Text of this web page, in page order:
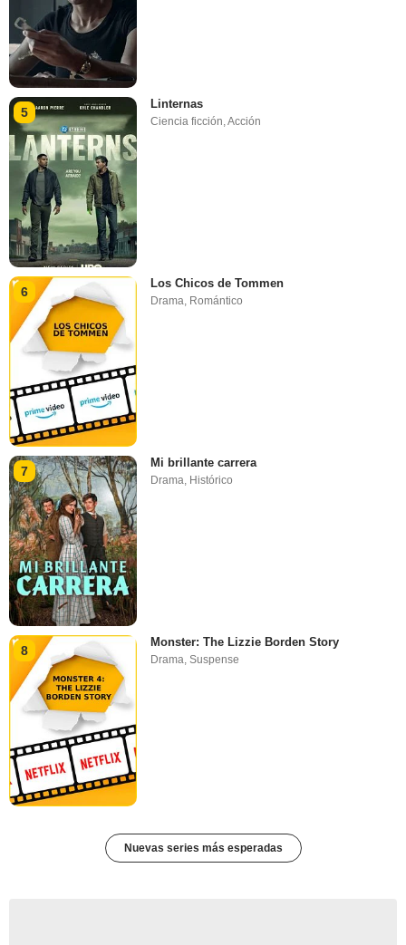
5
Linternas
Ciencia ficción ,Acción
6
Los Chicos de Tommen
Drama, Romántico
7
Mi brillante carrera
Drama, Histórico
8
Monster: The Lizzie Borden Story
Drama,Suspense
Nuevas series más esperadas